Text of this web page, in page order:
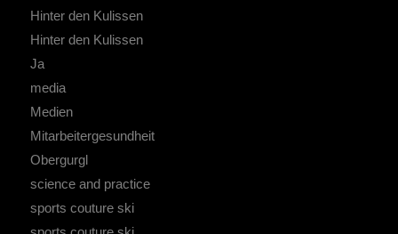
Hinter den Kulissen
Hinter den Kulissen
Ja
media
Medien
Mitarbeitergesundheit
Obergurgl
science and practice
sports couture ski